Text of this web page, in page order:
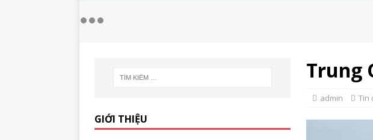
Trung
admin Tin
GIỚI THIỆU